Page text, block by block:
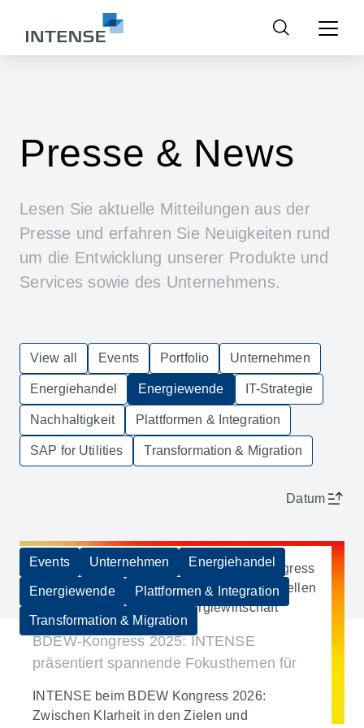
Suchen
nach:
Presse & News
Lesen Sie aktuelle Mitteilungen aus der
Presse und erfahren Sie Neuigkeiten rund
um die Entwicklung unserer Produkte und
Services sowie des Unternehmens.
View all Events Portfolio Unternehmen
Energiehandel Energiewende IT-Strategie
Nachhaltigkeit Plattformen & Integration
SAP for Utilities Transformation & Migration
Datum
INTENSE präsentiert auf dem BDEW-Kongress
2025 spannende Fokusthemen für die aktuellen
Herausforderungen der Energiewirtschaft
BDEW-Kongress 2025: INTENSE
präsentiert spannende Fokusthemen für
Energiewirtschaft
Events Unternehmen Energiehandel
Energiewende Plattformen & Integration
Transformation & Migration
INTENSE beim BDEW Kongress 2026:
Zwischen Klarheit in den Zielen und